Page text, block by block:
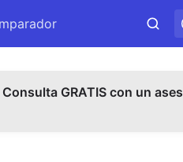
GRATIS con un